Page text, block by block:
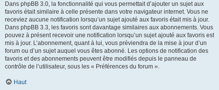
Dans phpBB 3.0, la fonctionnalité qui vous permettait d’ajouter un sujet aux
favoris était similaire à celle présente dans votre navigateur internet. Vous ne
receviez aucune notification lorsqu’un sujet ajouté aux favoris était mis à jour.
Dans phpBB 3.3, les favoris sont davantage similaires aux abonnements. Vous
pouvez à présent recevoir une notification lorsqu’un sujet ajouté aux favoris est
mis à jour. L’abonnement, quant à lui, vous préviendra de la mise à jour d’un
forum ou d’un sujet auquel vous êtes abonné. Les options de notification des
favoris et des abonnements peuvent être modifiés depuis le panneau de
contrôle de l’utilisateur, sous les « Préférences du forum ».
Haut